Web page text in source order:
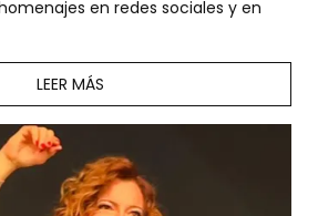
en redes sociales y en
LEER MÁS